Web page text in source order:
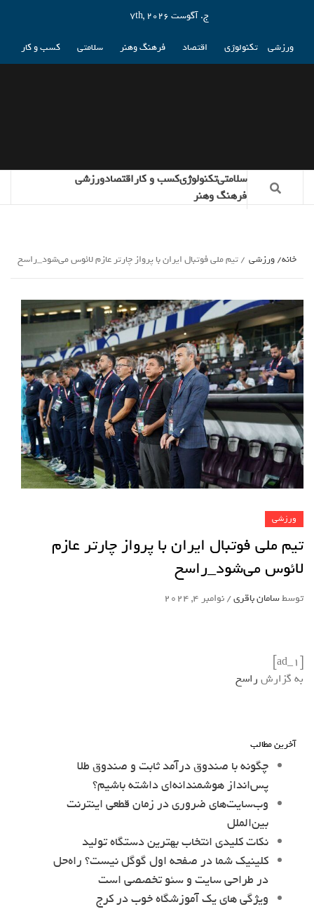
ج. آگوست 7th, 2026
ورزشی تکنولوژی اقتصاد فرهنگ وهنر سلامتی کسب و کار
سلامتیتکنولوژیکسب و کاراقتصادورزشی
فرهنگ وهنر
خانه ورزشی تیم ملی فوتبال ایران با پرواز چارتر عازم لائوس می‌شود_راسخ
ورزشی
تیم ملی فوتبال ایران با پرواز چارتر عازم
لائوس می‌شود_راسخ
توسطسامان باقری/نوامبر 4, 2024
[ad_1]
به گزارش راسخ
آخرین مطالب
چگونه با صندوق درآمد ثابت و صندوق طلا
پس‌انداز هوشمندانه‌ای داشته باشیم؟
وب‌سایت‌های ضروری در زمان قطعی اینترنت
بین‌الملل
نکات کلیدی انتخاب بهترین دستگاه تولید
کلینیک شما در صفحه اول گوگل نیست؟ راه‌حل
در طراحی سایت و سئو تخصصی است
ویژگی های یک آموزشگاه خوب در کرج